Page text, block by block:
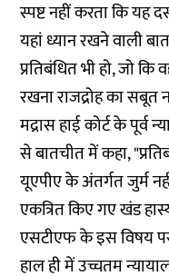
स्पष्ट नहीं करता कि यह
यहां ध्यान रखने वाली
प्रतिबंधित भी हो, जो
रखना राजद्रोह का सबूत
मद्रास हाई कोर्ट के पूर्व
से बातचीत में कहा,
यूएपीए के अंतर्गत जुर्म
एकत्रित किए गए खंड
एसटीएफ के इस विषय
हाल ही में उच्चतम